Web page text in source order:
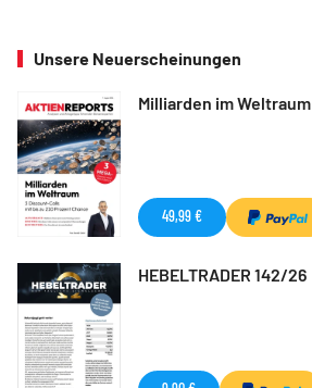
Unsere Neuerscheinungen
Milliarden im Weltraum
49,99 €
HEBELTRADER 142/26